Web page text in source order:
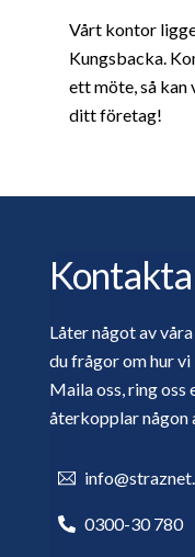
Vårt kontor
Kungsbacka.
ett möte, så kan
ditt företag!
Kontakta
Låter något av
du frågor om hur vi
Maila oss, ring
återkopplar någon
0300-30 780